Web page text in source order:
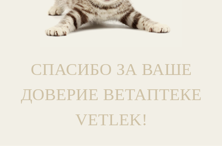
СПАСИБО ЗА ВАШЕ
ДОВЕРИЕ ВЕТАПТЕКЕ
VETLEK!